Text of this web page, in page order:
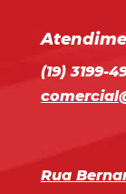
(19) 3199-
Rua